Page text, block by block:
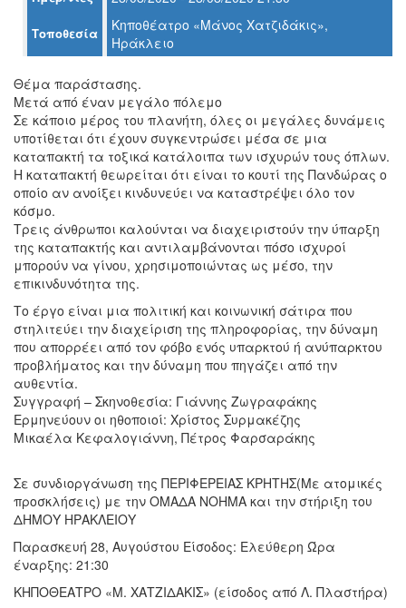
ΜΑΣ
ΔΗΜΟΣ
ΠΟΛΙΤΙΣΜΟΣ
ΑΝΘΕΚΤΙΚΗ
ΠΟΛΗ
Τοποθεσία
Κηποθέατρο «Μάνος Χατζιδάκις»,
Ηράκλειο
Θέμα παράστασης.
Μετά από έναν μεγάλο πόλεμο
Σε κάποιο μέρος του πλανήτη, όλες οι μεγάλες δυνάμεις
υποτίθεται ότι έχουν συγκεντρώσει μέσα σε μια
καταπακτή τα τοξικά κατάλοιπα των ισχυρών τους όπλων.
Η καταπακτή θεωρείται ότι είναι το κουτί της Πανδώρας ο
οποίο αν ανοίξει κινδυνεύει να καταστρέψει όλο τον
κόσμο.
Τρεις άνθρωποι καλούνται να διαχειριστούν την ύπαρξη
της καταπακτής και αντιλαμβάνονται πόσο ισχυροί
μπορούν να γίνου, χρησιμοποιώντας ως μέσο, την
επικινδυνότητα της.
Το έργο είναι μια πολιτική και κοινωνική σάτιρα που
στηλιτεύει την διαχείριση της πληροφορίας, την δύναμη
που απορρέει από τον φόβο ενός υπαρκτού ή ανύπαρκτου
προβλήματος και την δύναμη που πηγάζει από την
αυθεντία.
Συγγραφή – Σκηνοθεσία: Γιάννης Ζωγραφάκης
Ερμηνεύουν οι ηθοποιοί: Χρίστος Συρμακέζης
Μικαέλα Κεφαλογιάννη, Πέτρος Φαρσαράκης
Σε συνδιοργάνωση της ΠΕΡΙΦΕΡΕΙΑΣ ΚΡΗΤΗΣ(Με ατομικές
προσκλήσεις) με την ΟΜΑΔΑ ΝΟΗΜΑ και την στήριξη του
ΔΗΜΟΥ ΗΡΑΚΛΕΙΟΥ
Παρασκευή 28, Αυγούστου Είσοδος: Ελεύθερη Ώρα
έναρξης: 21:30
ΚΗΠΟΘΕΑΤΡΟ «Μ. ΧΑΤΖΙΔΑΚΙΣ» (είσοδος από Λ. Πλαστήρα)